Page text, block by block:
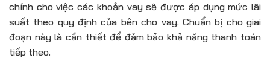
chính cho việc các khoản vay sẽ được áp dụng mức lãi
suất theo quy định của bên cho vay. Chuẩn bị cho giai
đoạn này là cần thiết để đảm bảo khả năng thanh toán
tiếp theo.